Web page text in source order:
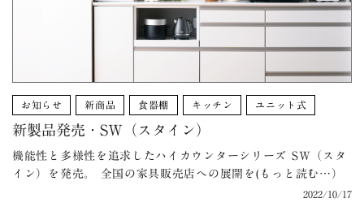
お知らせ 新商品 食器棚 キッチン ユニット式
新製品発売・SW（スタイン）
機能性と多様性を追求したハイカウンターシリーズ SW（スタ
イン）を発売。 全国の家具販売店への展開を(もっと読む…）
2022/10/17